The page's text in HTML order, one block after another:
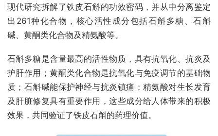
现代研究拆解了铁皮石斛的功效密码，并从中分离鉴定
出261种化合物，核心活性成分包括石斛多糖、石斛
碱、黄酮类化合物及精氨酸等。
石斛多糖是含量最高的活性物质，具有抗氧化、抗炎及
护肝作用；黄酮类化合物是抗氧化与免疫调节的基础物
质；石斛碱能保护神经与抗炎镇痛；精氨酸对生长发育
及肝脏修复具有重要作用，这些成分给人体带来的积极
效果，共同验证了铁皮石斛的药理价值。